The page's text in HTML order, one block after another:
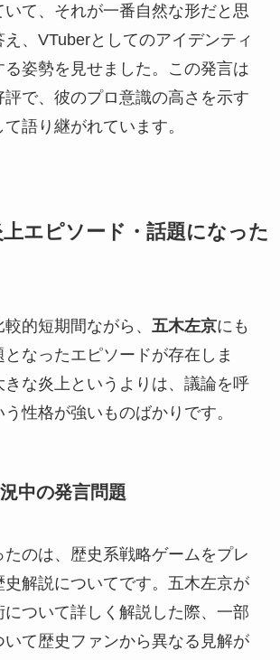
いて、それが一番自然な形だと思
え、VTuberとしてのアイデンティ
る姿勢を見せました。この発言は
評で、彼のプロ意識の高さを示す
語り継がれています。
エピソード・話題になった
的短期間ながら、 五木左京にも
なったエピソードが存在しま
な炎上というよりは、議論を呼
性格が強いものばかりです。
中の発言問題
のは、歴史系戦略ゲームをプレ
史解説についてです。五木左京が
ついて詳しく解説した際、一部
て歴史ファンから異なる見解が